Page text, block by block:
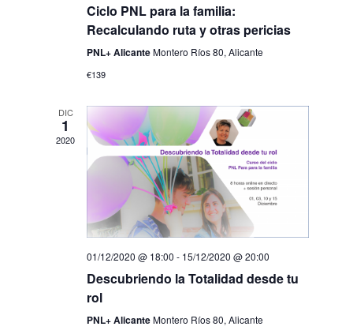
Ciclo PNL para la familia:
Recalculando ruta y otras pericias
PNL+ AlicanteMontero Ríos 80, Alicante
€139
DIC
1
2020
01/12/2020 @ 18:00 - 15/12/2020 @ 20:00
Descubriendo la Totalidad desde tu
rol
PNL+ AlicanteMontero Ríos 80, Alicante